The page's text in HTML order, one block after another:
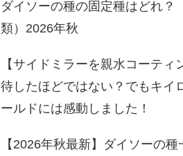
ダイソーの種の固定種はどれ？
類）2026年秋
【サイドミラーを親水コーティ
待したほどではない？でもキイ
ールドには感動しました！
【2026年秋最新】ダイソーの種